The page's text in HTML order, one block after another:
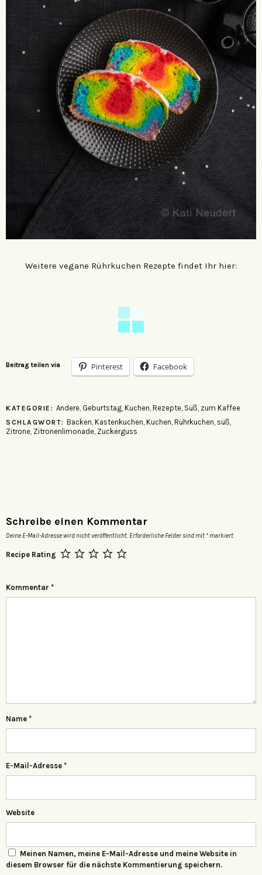
Weitere vegane Rührkuchen Rezepte findet Ihr hier:
Beitrag teilen via Pinterest Facebook
KATEGORIE: Andere, Geburtstag, Kuchen Rezepte, Süß zum Kaffee
SCHLAGWORT: Backen Kastenkuchen Kuchen Rührkuchen süß
Zitrone Zitronenlimonade Zuckerguss
Schreibe einen Kommentar
Deine E-Mail-Adresse wird nicht veröffentlicht. Erforderliche Felder sind mit * markiert
Recipe Rating
Kommentar *
Name *
E-Mail-Adresse *
Website
Meinen Namen, meine E-Mail-Adresse und meine Website in
diesem Browser für die nächste Kommentierung speichern.